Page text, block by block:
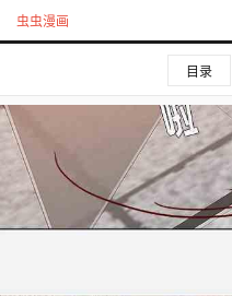
虫虫漫画
目录